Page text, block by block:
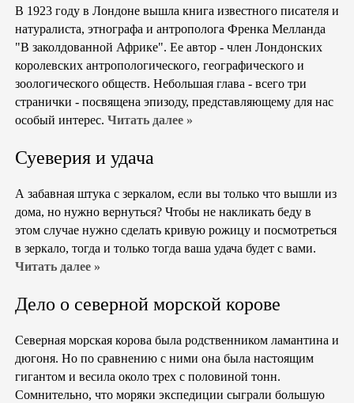
В 1923 году в Лондоне вышла книга известного писателя и
натуралиста, этнографа и антрополога Френка Мелланда
"В заколдованной Африке". Ее автор - член Лондонских
королевских антропологического, географического и
зоологического обществ. Небольшая глава - всего три
странички - посвящена эпизоду, представляющему для нас
особый интерес. Читать далее »
Суеверия и удача
А забавная штука с зеркалом, если вы только что вышли из
дома, но нужно вернуться? Чтобы не накликать беду в
этом случае нужно сделать кривую рожицу и посмотреться
в зеркало, тогда и только тогда ваша удача будет с вами.
Читать далее »
Дело о северной морской корове
Северная морская корова была родственником ламантина и
дюгоня. Но по сравнению с ними она была настоящим
гигантом и весила около трех с половиной тонн.
Сомнительно, что моряки экспедиции сыграли большую